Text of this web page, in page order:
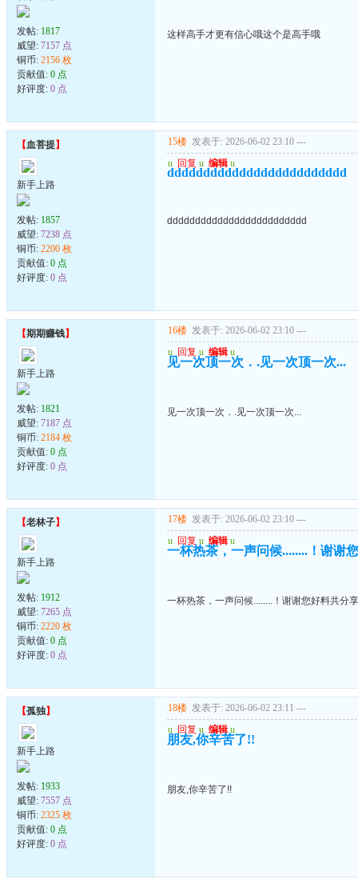
发帖: 1817
威望: 7157 点
铜币: 2156 枚
贡献值: 0 点
好评度: 0 点
这样高手才更有信心哦这个是高手哦
【血菩提】
新手上路
发帖: 1857
威望: 7238 点
铜币: 2200 枚
贡献值: 0 点
好评度: 0 点
15楼 发表于: 2026-06-02 23:10 ---
u 回复 u 编辑 u
ddddddddddddddddddddddddd
ddddddddddddddddddddddddd
【期期赚钱】
新手上路
发帖: 1821
威望: 7187 点
铜币: 2184 枚
贡献值: 0 点
好评度: 0 点
16楼 发表于: 2026-06-02 23:10 ---
u 回复 u 编辑 u
见一次顶一次．.见一次顶一次...
见一次顶一次．.见一次顶一次...
【老林子】
新手上路
发帖: 1912
威望: 7265 点
铜币: 2220 枚
贡献值: 0 点
好评度: 0 点
17楼 发表于: 2026-06-02 23:10 ---
u 回复 u 编辑 u
一杯热茶，一声问候........！谢谢
一杯热茶，一声问候........！谢谢您好料共分
【孤独】
新手上路
发帖: 1933
威望: 7557 点
铜币: 2325 枚
贡献值: 0 点
好评度: 0 点
18楼 发表于: 2026-06-02 23:11 ---
u 回复 u 编辑 u
朋友,你辛苦了!!
朋友,你辛苦了!!